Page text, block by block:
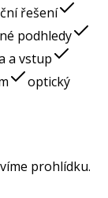
řešení
podhledy
a vstup
optický
prohlídku.